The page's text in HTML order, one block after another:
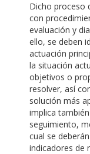
Dicho proceso
con
evaluación y
ello, se deben
actuación
la situación
objetivos o
resolver, así
solución más
implica
seguimiento,
cual se
indicadores de